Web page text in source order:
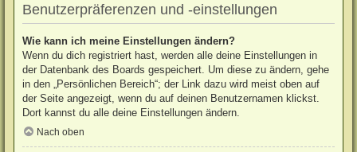
Benutzerpräferenzen und -einstellungen
Wie kann ich meine Einstellungen ändern?
Wenn du dich registriert hast, werden alle deine Einstellungen in
der Datenbank des Boards gespeichert. Um diese zu ändern, gehe
in den „Persönlichen Bereich“; der Link dazu wird meist oben auf
der Seite angezeigt, wenn du auf deinen Benutzernamen klickst.
Dort kannst du alle deine Einstellungen ändern.
Nach oben